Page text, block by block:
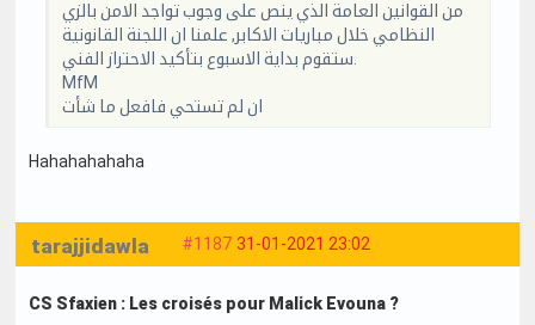
من القوانين العامة الذي ينص على وجوب تواجد الامن بالزي
النظامي خلال مباريات الاكابر, علمنا ان اللجنة القانونية
ستقوم بداية الاسبوع بتأكيد الاحتراز الفني.
MfM
ان لم تستحي فافعل ما شأت
Hahahahahaha
#1187 31-01-2021 23:02
tarajjidawla
CS Sfaxien : Les croisés pour Malick Evouna ?